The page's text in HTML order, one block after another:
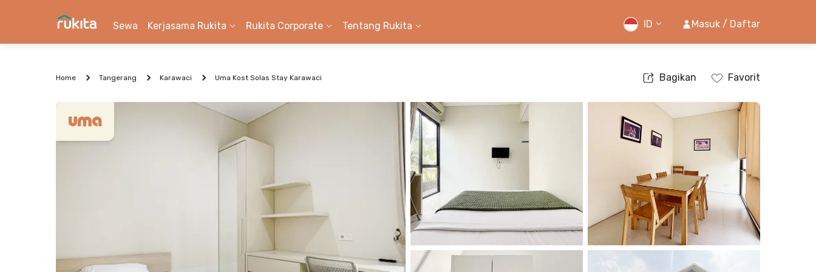
Sewa Kerjasama Rukita Rukita Corporate Tentang Rukita ID Masuk / Daftar
Home Tangerang Karawaci Uma Kost Solas Stay Karawaci Bagikan Favorit